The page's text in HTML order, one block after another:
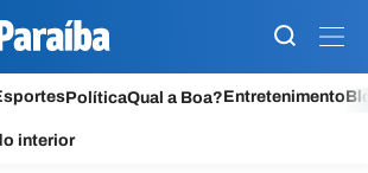
PolíticaQual a Boa?Entretenimento
interior